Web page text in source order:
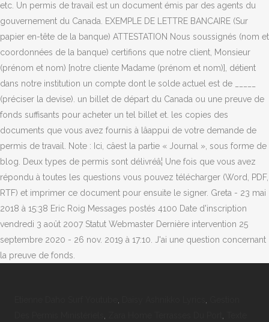
etc. Un permis de travail est un document émis par des agents du
gouvernement du Canada. EXEMPLE DE LETTRE BANCAIRE (Sur
papier en-tête de la banque) ATTESTATION Nous soussignés (nom et
coordonnées de la banque) certifions que notre client, Monsieur
(prénom et nom) [notre cliente Madame (prénom et nom)], détient
dans notre institution un compte dont le solde actuel est de _____
(préciser la devise). un billet de départ du Canada ou une preuve de
fonds suffisants pour acheter un tel billet et. les copies des
documents que vous avez fournis à lâappui de votre demande de
permis de travail. Note : Ici, câest la partie « Journal », sous forme de
blog. Deux types de permis sont délivréâ¦ Une fois que vous avez
répondu à toutes les questions vous pouvez télécharger (Word, PDF,
RTF) et imprimer ce document pour ensuite le signer. Greta - 23 mai
2018 à 15:38 Eric Roig Messages postés 4100 Date d'inscription
vendredi 3 août 2007 Statut Webmaster Dernière intervention 25
septembre 2020 - 26 nov. 2019 à 17:10. J'ai une question concernant
la preuve de fonds.